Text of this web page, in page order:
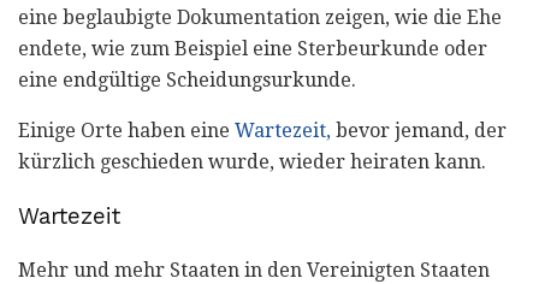
eine beglaubigte Dokumentation zeigen, wie die Ehe
endete, wie zum Beispiel eine Sterbeurkunde oder
eine endgültige Scheidungsurkunde.
Einige Orte haben eine Wartezeit, bevor jemand, der
kürzlich geschieden wurde, wieder heiraten kann.
Wartezeit
Mehr und mehr Staaten in den Vereinigten Staaten